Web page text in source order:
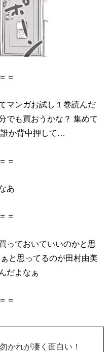
＝
マンガお試し１巻読んだ
でも買おうかな？ 集めて
か背中押して…
＝
あ
＝
っておいていいのかと思
と思ってるのが田村由美
だよなぁ
＝
かれが凄く面白い！